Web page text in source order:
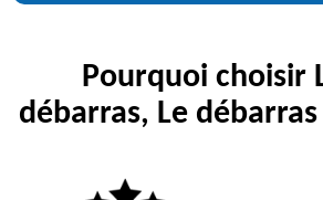
Pourquoi choisir
débarras, Le